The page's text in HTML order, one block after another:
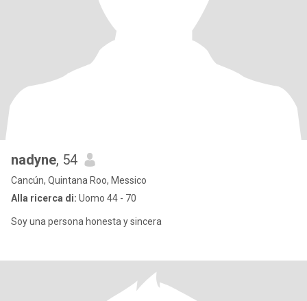
nadyne, 54
Cancún, Quintana Roo, Messico
Alla ricerca di: Uomo 44 - 70
Soy una persona honesta y sincera